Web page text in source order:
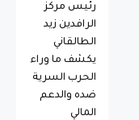
رئيس مركز
الرافدين زيد
الطالقاني
يكشف ما وراء
الحرب السرية
ضده والدعم
المالي